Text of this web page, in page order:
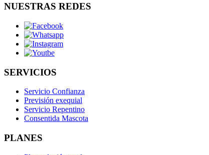
NUESTRAS REDES
SERVICIOS
Servicio Confianza
Previsión exequial
Servicio Repentino
Consentida Mascota
PLANES